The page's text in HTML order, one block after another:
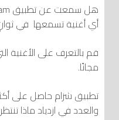
أي أغنية تسمعها في
قم بالتعرف على
مجانًا.
والعدد في ازدياد ماذا